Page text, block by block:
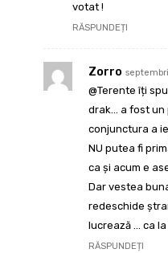
votat !
RĂSPUNDEȚI
Zorro
@Terente îți
drak… a fost un
conjunctura a
NU putea fi
ca și acum e
Dar vestea
redeschide
lucrează … ca la
RĂSPUNDEȚI